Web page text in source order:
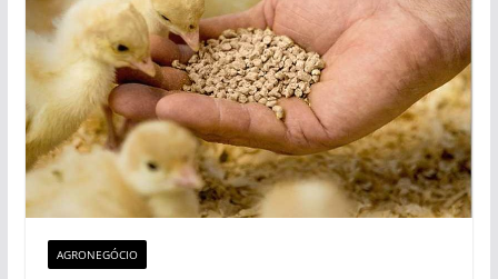
AGRONEGÓCIO